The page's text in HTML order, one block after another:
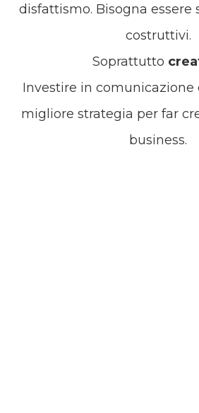
disfattismo. Bisogna essere
costruttivi.
Soprattutto
Investire in comunicazione
migliore strategia per far
business.